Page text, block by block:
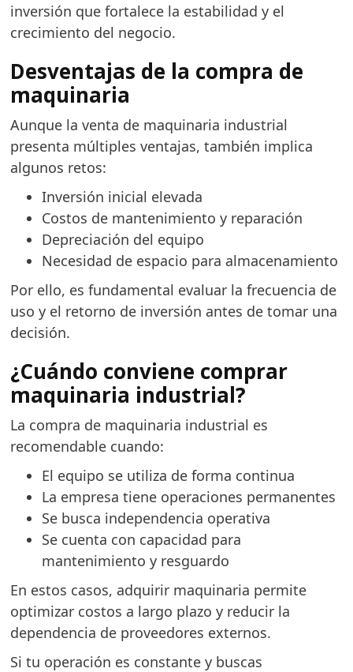
inversión que fortalece la estabilidad y el
crecimiento del negocio.
Desventajas de la compra de
maquinaria
Aunque la venta de maquinaria industrial
presenta múltiples ventajas, también implica
algunos retos:
Inversión inicial elevada
Costos de mantenimiento y reparación
Depreciación del equipo
Necesidad de espacio para almacenamiento
Por ello, es fundamental evaluar la frecuencia de
uso y el retorno de inversión antes de tomar una
decisión.
¿Cuándo conviene comprar
maquinaria industrial?
La compra de maquinaria industrial es
recomendable cuando:
El equipo se utiliza de forma continua
La empresa tiene operaciones permanentes
Se busca independencia operativa
Se cuenta con capacidad para
mantenimiento y resguardo
En estos casos, adquirir maquinaria permite
optimizar costos a largo plazo y reducir la
dependencia de proveedores externos.
Si tu operación es constante y buscas